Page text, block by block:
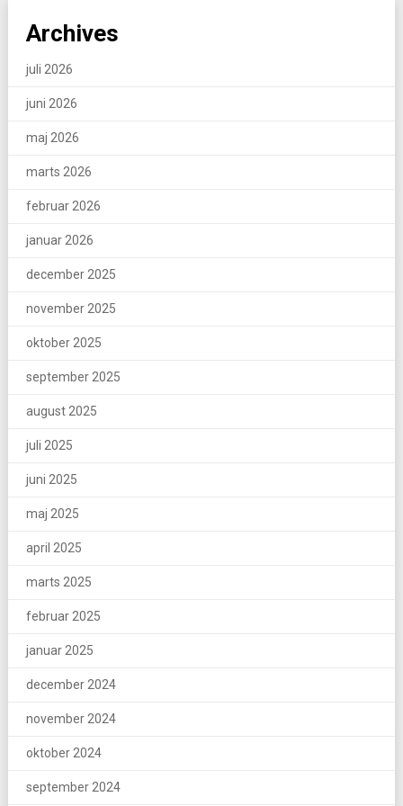
Archives
juli 2026
juni 2026
maj 2026
marts 2026
februar 2026
januar 2026
december 2025
november 2025
oktober 2025
september 2025
august 2025
juli 2025
juni 2025
maj 2025
april 2025
marts 2025
februar 2025
januar 2025
december 2024
november 2024
oktober 2024
september 2024